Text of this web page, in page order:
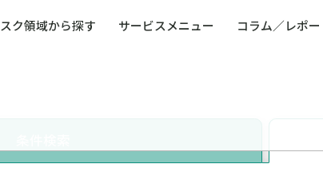
ク領域から探す サービスメニュー コラム／レポー
健康経営・人事・組織課題解決支援（
人権・人的資本課題解決支援